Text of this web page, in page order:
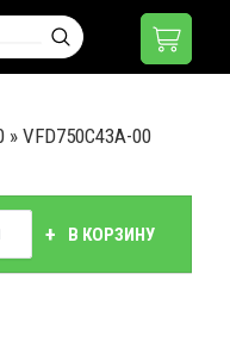
» VFD750C43A-00
+ В КОРЗИНУ